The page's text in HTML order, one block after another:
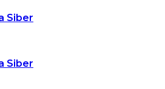
Siber
Siber